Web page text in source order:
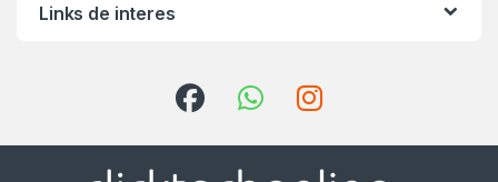
Links de interes